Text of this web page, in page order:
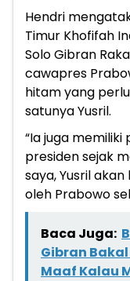
Hendri
Timur Khofifah
Solo Gibran
cawapres
hitam yang
satunya Yusril.
“Ia juga
presiden sejak
saya, Yusril
oleh Prabowo
Baca Juga:
Gibran
Maaf Kalau